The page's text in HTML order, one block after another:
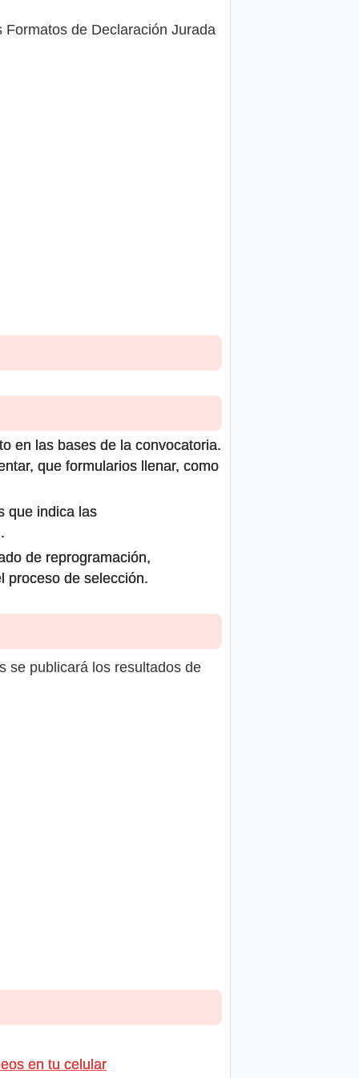
de Declaración Jurada
en las bases de la convocatoria.
que formularios llenar, como
que indica las
de reprogramación,
proceso de selección.
se publicará los resultados de
en tu celular